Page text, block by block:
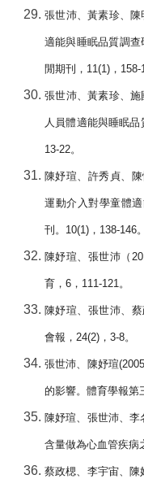
張世沛、黃素珍、
適能與睡眠品質調查
閒期刊， 11(1) ， 158-
張世沛、黃素珍、施
人員體適能與睡眠
13-22。
陳妤瑄、許秀貞、
運動介入對學童體
刊。 10(1) ， 138-146。
陳妤瑄、張世沛（
育， 6 ， 111-121 。
陳妤瑄、張世沛、蔡
會報， 24(2) ， 3-8。
張世沛、陳妤瑄
的影響。體育學報第
陳妤瑄、張世沛、李
含量做為心血管疾病
蔡政楒、李宇宙、陳